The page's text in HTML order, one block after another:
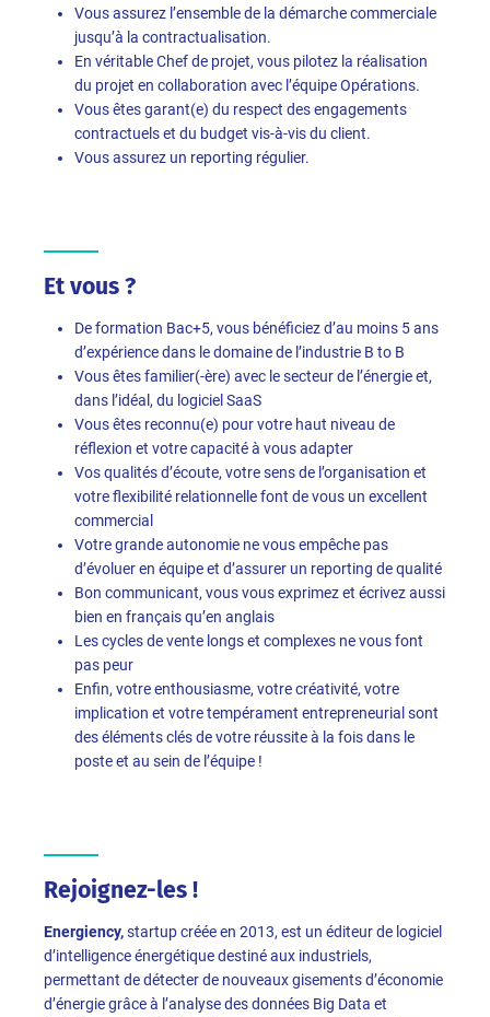
Vous assurez l’ensemble de la démarche commerciale
jusqu’à la contractualisation.
En véritable Chef de projet, vous pilotez la réalisation
du projet en collaboration avec l’équipe Opérations.
Vous êtes garant(e) du respect des engagements
contractuels et du budget vis-à-vis du client.
Vous assurez un reporting régulier.
Et vous ?
De formation Bac+5, vous bénéficiez d’au moins 5 ans
d’expérience dans le domaine de l’industrie B to B
Vous êtes familier(-ère) avec le secteur de l’énergie et,
dans l’idéal, du logiciel SaaS
Vous êtes reconnu(e) pour votre haut niveau de
réflexion et votre capacité à vous adapter
Vos qualités d’écoute, votre sens de l’organisation et
votre flexibilité relationnelle font de vous un excellent
commercial
Votre grande autonomie ne vous empêche pas
d’évoluer en équipe et d’assurer un reporting de qualité
Bon communicant, vous vous exprimez et écrivez aussi
bien en français qu’en anglais
Les cycles de vente longs et complexes ne vous font
pas peur
Enfin, votre enthousiasme, votre créativité, votre
implication et votre tempérament entrepreneurial sont
des éléments clés de votre réussite à la fois dans le
poste et au sein de l’équipe !
Rejoignez-les !
Energiency,startup créée en 2013, est un éditeur de logiciel
d’intelligence énergétique destiné aux industriels,
permettant de détecter de nouveaux gisements d’économie
d’énergie grâce à l’analyse des données Big Data et